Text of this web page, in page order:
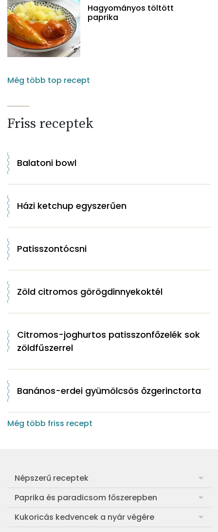
Hagyományos töltött
paprika
Még több top recept
Friss receptek
Balatoni bowl
Házi ketchup egyszerűen
Patisszontócsni
Zöld citromos görögdinnyekoktél
Citromos-joghurtos patisszonfőzelék sok
zöldfűszerrel
Banános-erdei gyümölcsös őzgerinctorta
Még több friss recept
Népszerű receptek
Frankfurti leves
Egyszerű muffin
Aranygaluska
Paprika és paradicsom főszerepben
Pan con Tomate
Kukoricás kedvencek a nyár végére